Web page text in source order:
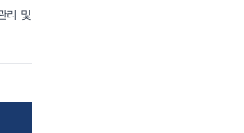
리 및